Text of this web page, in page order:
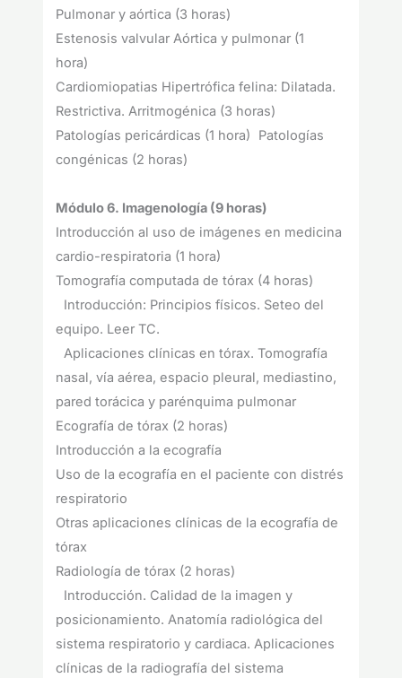
Pulmonar y aórtica (3 horas)
Estenosis valvular Aórtica y pulmonar (1
hora)
Cardiomiopatias Hipertrófica felina: Dilatada.
Restrictiva. Arritmogénica (3 horas)
Patologías pericárdicas (1 hora) Patologías
congénicas (2 horas)
Módulo 6. Imagenología (9 horas)
Introducción al uso de imágenes en medicina
cardio-respiratoria (1 hora)
Tomografía computada de tórax (4 horas)
Introducción: Principios físicos. Seteo del
equipo. Leer TC.
Aplicaciones clínicas en tórax. Tomografía
nasal, vía aérea, espacio pleural, mediastino,
pared torácica y parénquima pulmonar
Ecografía de tórax (2 horas)
Introducción a la ecografía
Uso de la ecografía en el paciente con distrés
respiratorio
Otras aplicaciones clínicas de la ecografía de
tórax
Radiología de tórax (2 horas)
Introducción. Calidad de la imagen y
posicionamiento. Anatomía radiológica del
sistema respiratorio y cardiaca. Aplicaciones
clínicas de la radiografía del sistema